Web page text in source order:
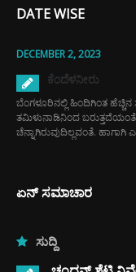
DATE WISE
DECEMBER 2, 2023
ಕೆಂದೆಳನೀರು
ಬೆಂಗಳೂರಿನಲ್ಲಿ ಹಿಂದಿಗಿಂತ ಹೆಚ್ಚಿನ
ತಮಿಳುನಾಡಿನಿಂದ
ಚೆನ್ನಾಗಿರುವುದಿಲ್ಲವಂತೆ. ಹಾಗಾಗಿ
ಏನ್ ಸಮಾಚಾರ
ಸುದ್ದಿ